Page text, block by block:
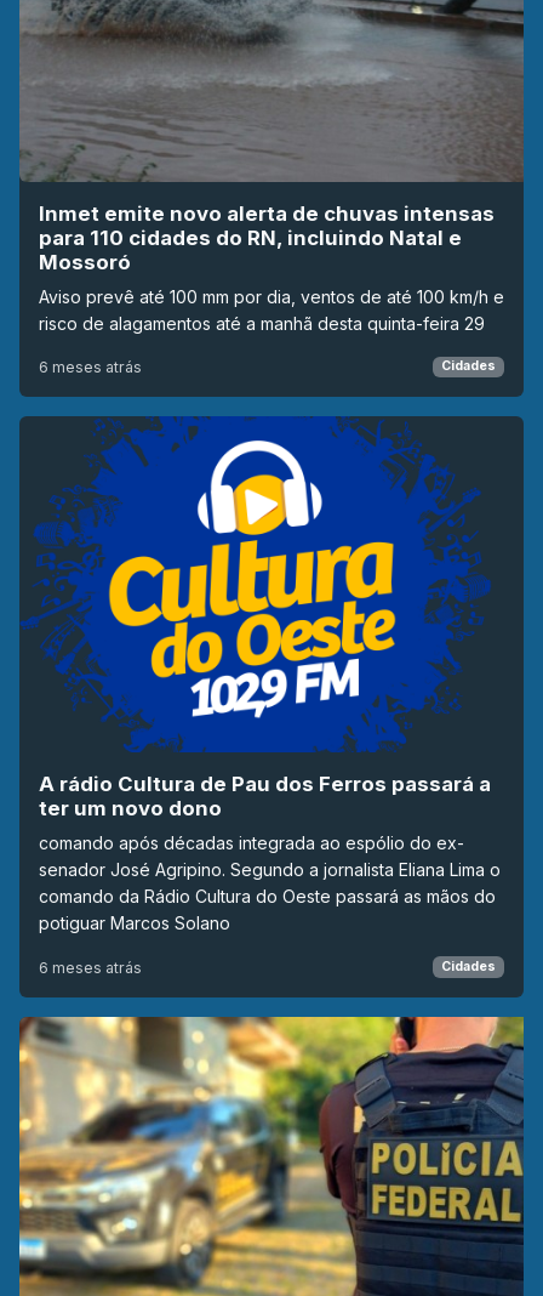
Inmet emite novo alerta de chuvas intensas
para 110 cidades do RN, incluindo Natal e
Mossoró
Aviso prevê até 100 mm por dia, ventos de até 100 km/h e
risco de alagamentos até a manhã desta quinta-feira 29
6 meses atrás Cidades
A rádio Cultura de Pau dos Ferros passará a
ter um novo dono
comando após décadas integrada ao espólio do ex-
senador José Agripino. Segundo a jornalista Eliana Lima o
comando da Rádio Cultura do Oeste passará as mãos do
potiguar Marcos Solano
6 meses atrás Cidades